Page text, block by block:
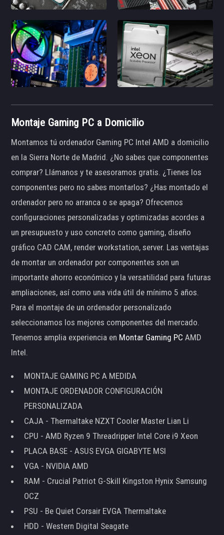
Montaje Gaming PC a Domicilio
Montamos tú ordenador Gaming PC Intel AMD a domicilio
en la Sierra Norte de Madrid. ¿No sabes que componentes
comprar? Llámanos y te asesoramos gratis. ¿Tienes los
componentes pero no sabes montarlos? ¿Has montado el
ordenador pero no arranca o se apaga? Ofrecemos
configuraciones personalizadas y optimizadas acordes a
un presupuesto y uso concreto como gaming, diseño
gráfico CAD CAM, render workstation, server. Las ventajas
de montar un ordenador por componentes son un
importante ahorro económico y la versatilidad para futuras
ampliaciones, así como una vida útil de mínimo 5 años.
Para el montaje de un ordenador personalizado
seleccionamos los mejores componentes del mercado.
Tenemos amplia experiencia en Montar Gaming PC AMD
Intel.
MONTAJE GAMING PC A MEDIDA
MONTAJE ORDENADOR CONFIGURACIÓN
PERSONALIZADA
CAJA - Thermaltake NZXT Cooler Master Lian Li
CPU - AMD Ryzen 9 Threadripper Intel Core i9 Xeon
PLACA BASE - ASUS EVGA GIGABYTE MSI
VGA - NVIDIA AMD
RAM - Crucial Patriot G-Skill Kingston Hynix Samsung
OCZ
PSU - Be Quiet Corsair EVGA Thermaltake
HDD - Western Digital Seagate